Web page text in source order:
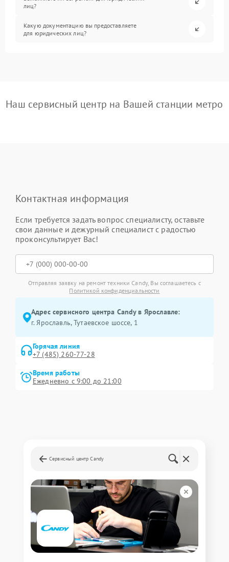
лиц?
Какую документацию вы предоставляете
для юридических лиц?
Наш сервисный центр на Вашей станции метро
Контактная информация
Если требуется задать вопрос специалисту, оставьте
свои данные и дежурный специалист с радостью
проконсультирует Вас!
Отправляя заявку на ремонт техники Candy, Вы соглашаетесь с
Политикой конфиденциальности
Адрес сервисного центра Candy в Ярославле:
г. Ярославль, Тутаевское шоссе, 1
Горячая линия
+7 (485) 260-77-28
Время работы
Ежедневно с 9:00 до 21:00
Сервисный центр Candy